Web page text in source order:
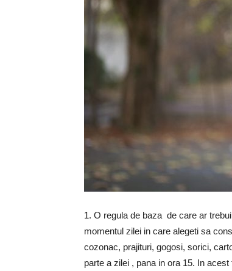
1. O regula de baza de care ar
momentul zilei in care alegeti sa
cozonac, prajituri, gogosi, sorici,
parte a zilei , pana in ora 15. In